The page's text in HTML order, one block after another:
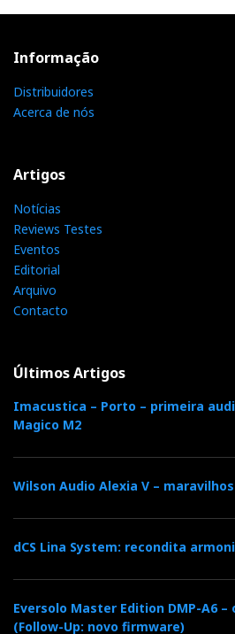
Informação
Distribuidores
Acerca de nós
Artigos
Notícias
Reviews Testes
Eventos
Editorial
Arquivo
Contacto
Últimos Artigos
Imacustica – Porto – primeira
Magico M2
Wilson Audio Alexia V –
dCS Lina System: recondita
Eversolo Master Edition DMP-A6
(Follow-Up: novo firmware)